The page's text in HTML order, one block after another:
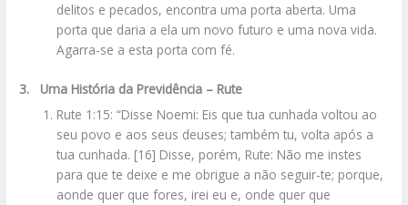
delitos e pecados, encontra uma porta aberta. Uma
porta que daria a ela um novo futuro e uma nova vida.
Agarra-se a esta porta com fé.
3. Uma História da Previdência – Rute
Rute 1:15: “Disse Noemi: Eis que tua cunhada voltou ao
seu povo e aos seus deuses; também tu, volta após a
tua cunhada. [16] Disse, porém, Rute: Não me instes
para que te deixe e me obrigue a não seguir-te; porque,
aonde quer que fores, irei eu e, onde quer que